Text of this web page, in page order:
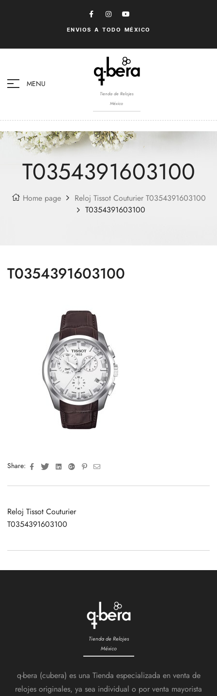
ENVIOS A TODO MÉXICO
MENU
Tienda de Relojes
México
T0354391603100
Home page
Reloj Tissot Couturier T0354391603100
T0354391603100
T0354391603100
Share: FacebookTwitterLinkedinGoogle+Pinterest
Email
Reloj Tissot Couturier
T0354391603100
Tienda de Relojes
México
q-bera (cubera) es una Tienda especializada en venta de
relojes originales, ya sea individual o por venta mayorista